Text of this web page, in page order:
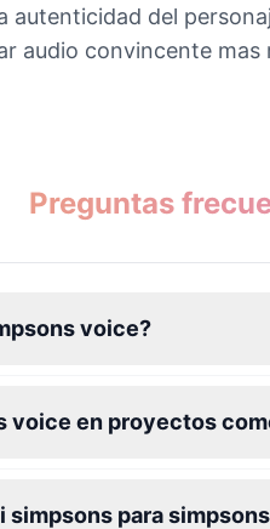
del
audio convincente mas
Preguntas
voice?
voice en proyectos
simpsons para